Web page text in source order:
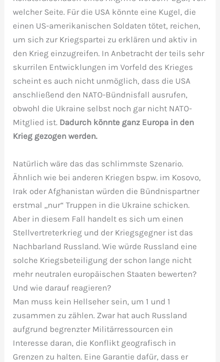
welcher Seite. Für die USA könnte eine Kugel, die
einen US-amerikanischen Soldaten tötet, reichen,
um sich zur Kriegspartei zu erklären und aktiv in
den Krieg einzugreifen. In Anbetracht der teils sehr
skurrilen Entwicklungen im Vorfeld des Krieges
scheint es auch nicht unmöglich, dass die USA
anschließend den NATO-Bündnisfall ausrufen,
obwohl die Ukraine selbst noch gar nicht NATO-
Mitglied ist. Dadurch könnte ganz Europa in den
Krieg gezogen werden.
Natürlich wäre das das schlimmste Szenario.
Ähnlich wie bei anderen Kriegen bspw. im Kosovo,
Irak oder Afghanistan würden die Bündnispartner
erstmal „nur“ Truppen in die Ukraine schicken.
Aber in diesem Fall handelt es sich um einen
Stellvertreterkrieg und der Kriegsgegner ist das
Nachbarland Russland. Wie würde Russland eine
solche Kriegsbeteiligung der schon lange nicht
mehr neutralen europäischen Staaten bewerten?
Und wie darauf reagieren?
Man muss kein Hellseher sein, um 1 und 1
zusammen zu zählen. Zwar hat auch Russland
aufgrund begrenzter Militärressourcen ein
Interesse daran, die Konflikt geografisch in
Grenzen zu halten. Eine Garantie dafür, dass er